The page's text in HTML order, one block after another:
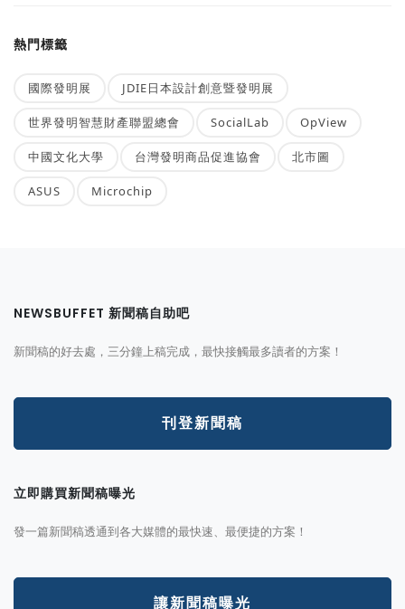
熱門標籤
國際發明展 JDIE日本設計創意暨發明展
世界發明智慧財產聯盟總會 SocialLab OpView
中國文化大學 台灣發明商品促進協會 北市圖
ASUS Microchip
NEWSBUFFET 新聞稿自助吧
新聞稿的好去處，三分鐘上稿完成，最快接觸最多讀者的方案！
刊登新聞稿
立即購買新聞稿曝光
發一篇新聞稿透通到各大媒體的最快速、最便捷的方案！
讓新聞稿曝光